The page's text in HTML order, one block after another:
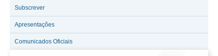
Subscrever
Apresentações
Comunicados Oficiais